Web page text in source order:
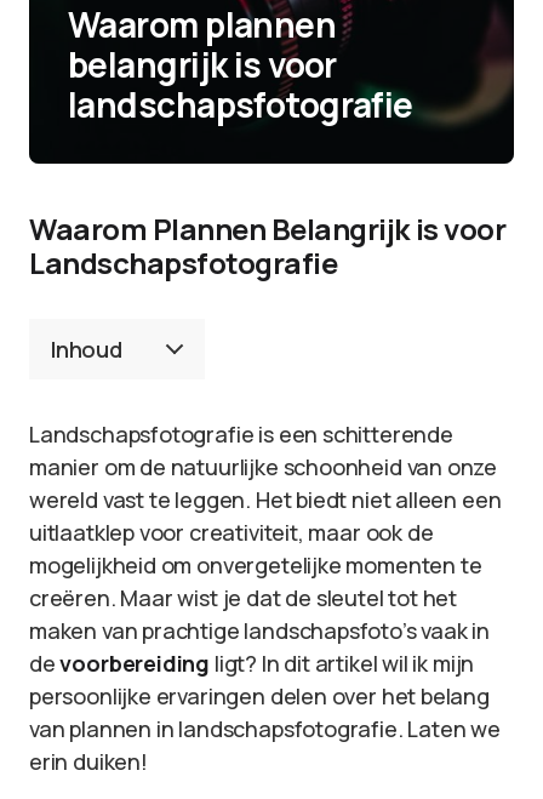
Waarom plannen
belangrijk is voor
landschapsfotografie
Waarom Plannen Belangrijk is voor
Landschapsfotografie
Inhoud
Landschapsfotografie is een schitterende
manier om de natuurlijke schoonheid van onze
wereld vast te leggen. Het biedt niet alleen een
uitlaatklep voor creativiteit, maar ook de
mogelijkheid om onvergetelijke momenten te
creëren. Maar wist je dat de sleutel tot het
maken van prachtige landschapsfoto’s vaak in
devoorbereiding ligt? In dit artikel wil ik mijn
persoonlijke ervaringen delen over het belang
van plannen in landschapsfotografie. Laten we
erin duiken!